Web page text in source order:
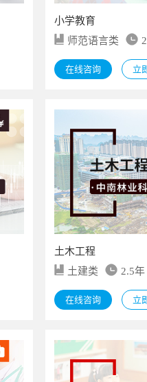
小学教育
师范语言类
在线咨询 立
土木工程
土建类
2.5年
在线咨询 立